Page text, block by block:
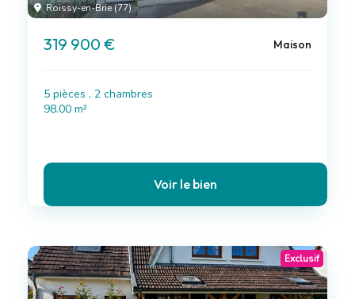
Roissy-en-Brie (77)
319 900 € Maison
5 pièces , 2 chambres
98.00 m²
Voir le bien
Exclusif